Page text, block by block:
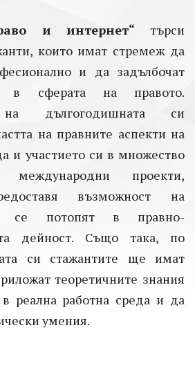
и интернет“ търси
които имат стремеж да
и да задълбочат
в сферата на правото.
на дългогодишната си
на правните аспекти на
и участието си в множество
проекти,
възможност на
се потопят в правно-
дейност. Също така, по
си стажантите ще имат
теоретичните знания
в реална работна среда и да
умения.